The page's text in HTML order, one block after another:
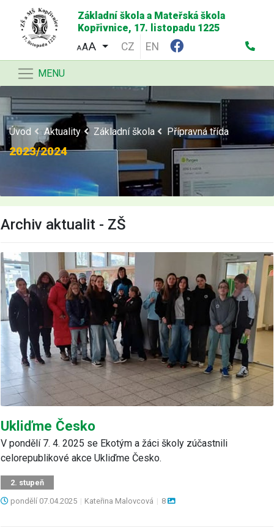
Základní škola a Mateřská škola
Kopřivnice, 17. listopadu 1225
AA CZ EN
MENU
Úvod Aktuality Základní škola Přípravná třída
2023/2024
Archiv aktualit - ZŠ
Ukliďme Česko
V pondělí 7. 4. 2025 se Ekotým a žáci školy zúčastnili
celorepublikové akce Ukliďme Česko.
2. stupeň
pondělí 07.04.2025 | Kateřina Malovcová | 8